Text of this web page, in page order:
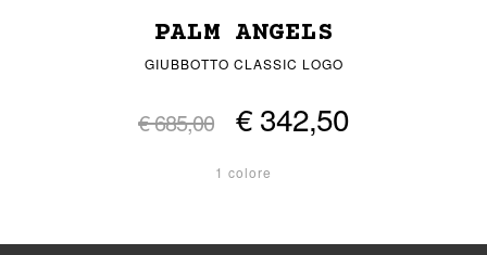
PALM ANGELS
GIUBBOTTO CLASSIC LOGO
€ 685,00 € 342,50
1 colore